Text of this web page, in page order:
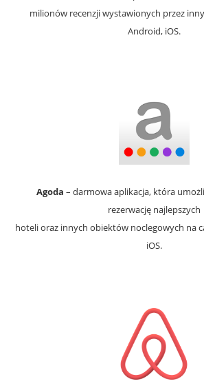
milionów recenzji wystawionych przez
Android, iOS.
Agoda – darmowa aplikacja, która
rezerwację najlepszych
hoteli oraz innych obiektów noclegowych na
iOS.